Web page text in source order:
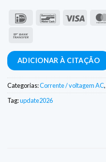
IDeal
Contacto
banco
Visto
ADICIONAR À CITAÇÃO
Categorias:Corrente / voltagem AC,
Tag:update2026